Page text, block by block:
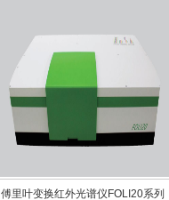
傅里叶变换红外光谱仪FOLI20系列